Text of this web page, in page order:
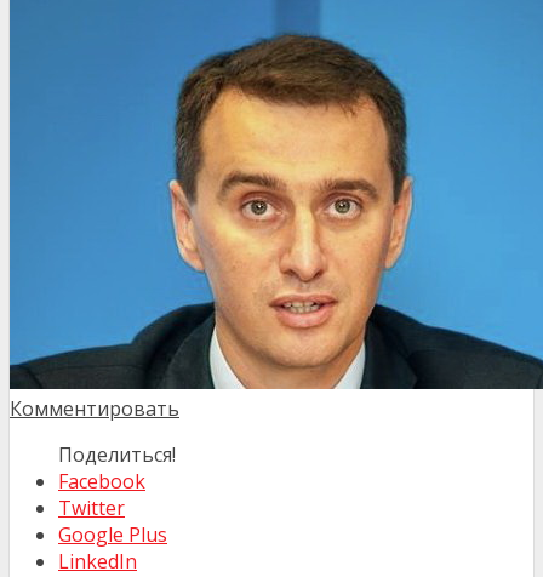
Комментировать
Поделиться!
Facebook
Twitter
Google Plus
LinkedIn